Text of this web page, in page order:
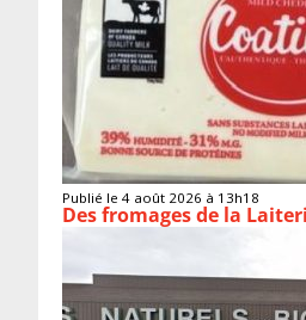
Publié le 4 août 2026 à 13h18
Des fromages de la